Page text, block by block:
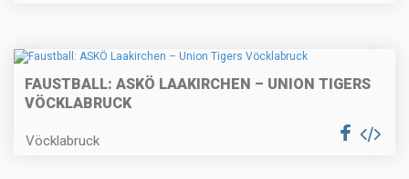
FAUSTBALL: ASKÖ LAAKIRCHEN – UNION TIGERS
VÖCKLABRUCK
Vöcklabruck